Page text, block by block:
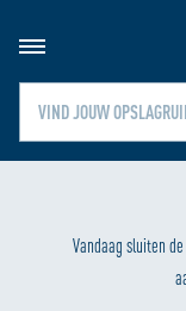
Vandaag sluiten